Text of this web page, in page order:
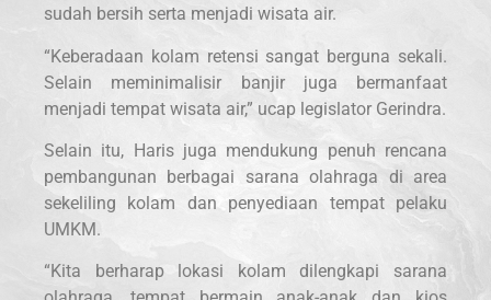
sudah bersih serta menjadi wisata air.
“Keberadaan kolam retensi sangat berguna sekali.
Selain meminimalisir banjir juga bermanfaat
menjadi tempat wisata air,” ucap legislator Gerindra.
Selain itu, Haris juga mendukung penuh rencana
pembangunan berbagai sarana olahraga di area
sekeliling kolam dan penyediaan tempat pelaku
UMKM.
“Kita berharap lokasi kolam dilengkapi sarana